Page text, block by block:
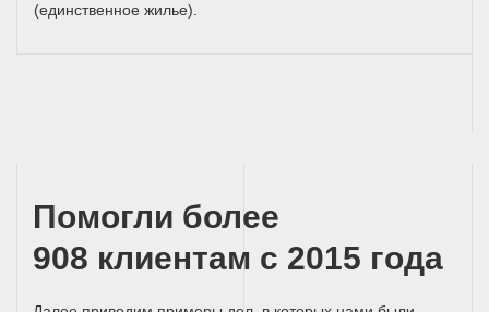
(единственное жилье).
Помогли более
908 клиентам с 2015 года